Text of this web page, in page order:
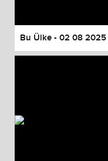
Bu Ülke - 02 08 2025